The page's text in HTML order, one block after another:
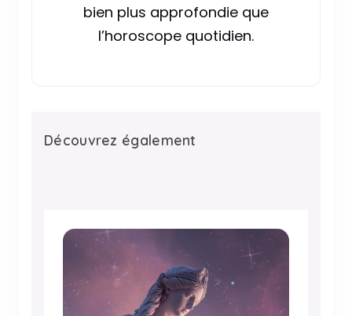
bien plus approfondie que
l’horoscope quotidien.
Découvrez également